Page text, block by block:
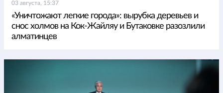
03 августа, 15:37
«Уничтожают легкие города»: вырубка деревьев и
снос холмов на Кок-Жайляу и Бутаковке разозлили
алматинцев